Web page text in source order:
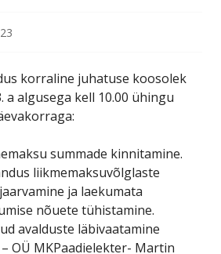
korraline juhatuse koosolek
a algusega kell 10.00 ühingu
summade kinnitamine.
liikmemaksuvõlglaste
ja laekumata
nõuete tühistamine.
avalduste läbivaatamine
OÜ MKPaadielekter- Martin